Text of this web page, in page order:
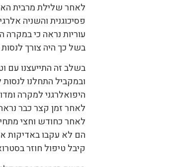
לאחר שלילת מרבית
פסיכוגנית והשניה
עוריות נראה כי במקרה
בשל כך היה צורך
בשלב זה התייעצנו עם
ובמקביל התחלנו
היפואלרגני למקרה
לאחר זמן קצר כבר
לאחר כחודש וחצי
הם לא עקבו באדיקות
קיבל טיפול חוזר